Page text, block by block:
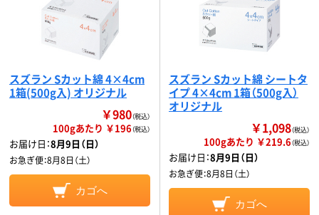
スズラン Sカット綿 4×4cm
1箱(500g入) オリジナル
￥980（税込）
100gあたり ￥196（税込）
お届け日：8月9日（日）
お急ぎ便：8月8日（土）
カゴへ
スズラン Sカット綿 シートタ
イプ 4×4cm 1箱（500g入）
オリジナル
￥1,098（税込）
100gあたり ￥219.6（税込）
お届け日：8月9日（日）
お急ぎ便：8月8日（土）
カゴへ